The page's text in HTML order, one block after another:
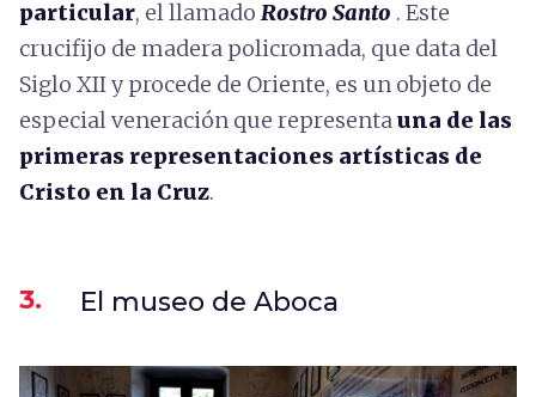
particular, el llamado Rostro Santo . Este
crucifijo de madera policromada, que data del
Siglo XII y procede de Oriente, es un objeto de
especial veneración que representauna de las
primeras representaciones artísticas de
Cristo en la Cruz.
3. El museo de Aboca